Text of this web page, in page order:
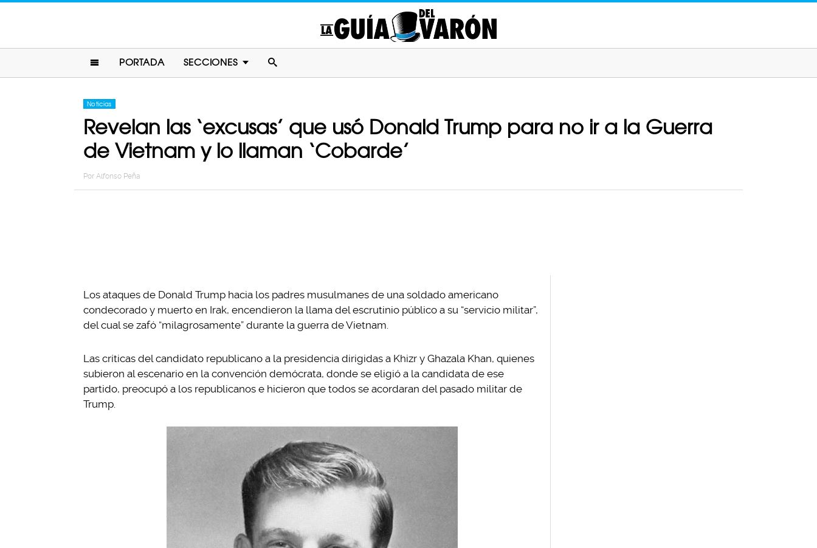
PORTADA SECCIONES
Noticias
Revelan las ‘excusas’ que usó Donald Trump para no ir a la Guerra
de Vietnam y lo llaman ‘Cobarde’
Por Alfonso Peña
Los ataques de Donald Trump hacia los padres musulmanes de una soldado americano
condecorado y muerto en Irak, encendieron la llama del escrutinio público a su “servicio militar”,
del cual se zafó “milagrosamente” durante la guerra de Vietnam.
Las críticas del candidato republicano a la presidencia dirigidas a Khizr y Ghazala Khan, quienes
subieron al escenario en la convención demócrata, donde se eligió a la candidata de ese
partido, preocupó a los republicanos e hicieron que todos se acordaran del pasado militar de
Trump.